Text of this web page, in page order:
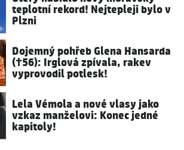
teplotní rekord! Nejtepleji bylo v
Plzni
Dojemný pohřeb Glena Hansarda
(†56): Irglová zpívala, rakev
vyprovodil potlesk!
Lela Vémola a nové vlasy jako
vzkaz manželovi: Konec jedné
kapitoly!